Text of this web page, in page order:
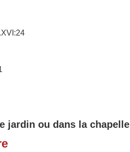
jardin ou dans la chapelle